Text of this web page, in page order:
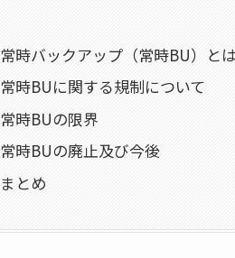
常時バックアップ（常時BU）と
常時BUに関する規制について
常時BUの限界
常時BUの廃止及び今後
まとめ